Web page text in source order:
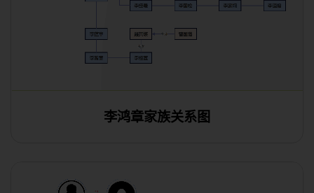
李鸿章家族关系图